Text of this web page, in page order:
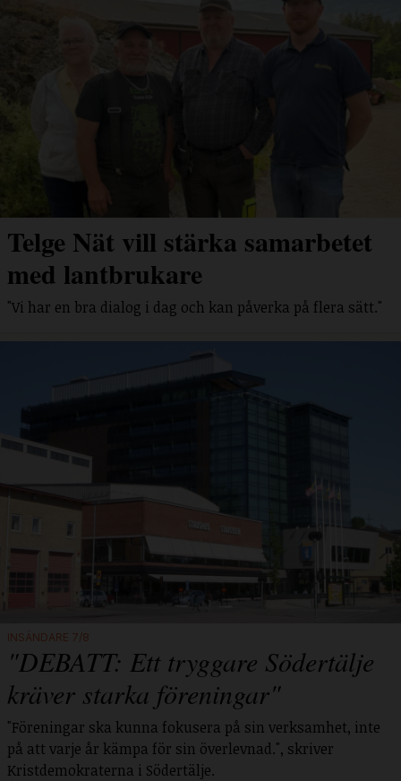
Telge Nät vill stärka samarbetet
med lantbrukare
"Vi har en bra dialog i dag och kan påverka på flera sätt."
INSÄNDARE 7/8
"DEBATT: Ett tryggare Södertälje
kräver starka föreningar"
"Föreningar ska kunna fokusera på sin verksamhet, inte
på att varje år kämpa för sin överlevnad.", skriver
Kristdemokraterna i Södertälje.